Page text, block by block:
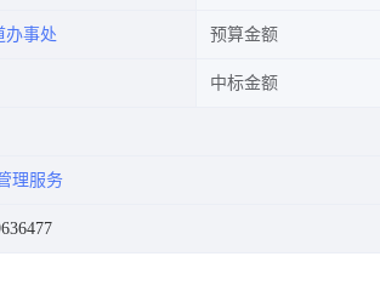
办事处 预算金额
中标金额
理服务